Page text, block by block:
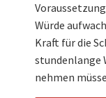
Würde
Kraft für die
stundenlange
nehmen